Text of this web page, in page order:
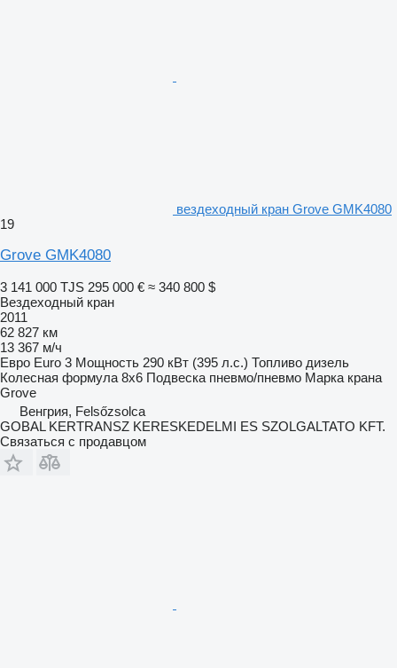
вездеходный кран Grove GMK4080
19
Grove GMK4080
3 141 000 TJS 295 000 € ≈ 340 800 $
Вездеходный кран
2011
62 827 км
13 367 м/ч
Евро Euro 3 Мощность 290 кВт (395 л.с.) Топливо дизель
Колесная формула 8x6 Подвеска пневмо/пневмо Марка крана
Grove
Венгрия, Felsőzsolca
GOBAL KERTRANSZ KERESKEDELMI ES SZOLGALTATO KFT.
Связаться с продавцом